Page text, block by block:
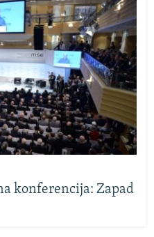
konferencija: Zapad